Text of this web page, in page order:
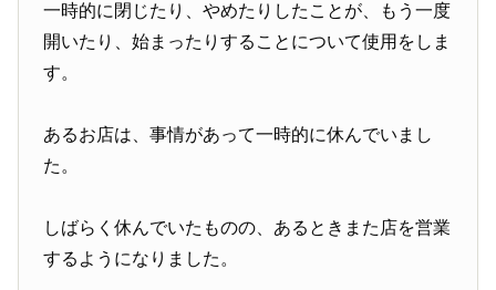
一時的に閉じたり、やめたりしたことが、もう一度
開いたり、始まったりすることについて使用をしま
す。
あるお店は、事情があって一時的に休んでいまし
た。
しばらく休んでいたものの、あるときまた店を営業
するようになりました。